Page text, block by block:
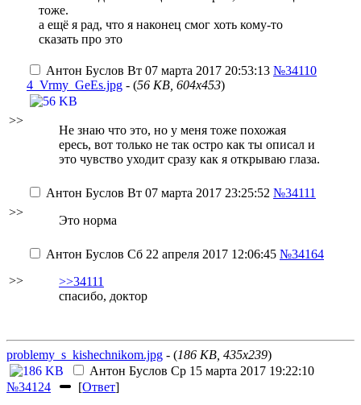
тоже.
а ещё я рад, что я наконец смог хоть кому-то
сказать про это
>>
Антон Буслов Вт 07 марта 2017 20:53:13 №34110
4_Vrmy_GeEs.jpg - (56 KB, 604x453)
Не знаю что это, но у меня тоже похожая
ересь, вот только не так остро как ты описал и
это чувство уходит сразу как я открываю глаза.
>>
Антон Буслов Вт 07 марта 2017 23:25:52 №34111
Это норма
>>
Антон Буслов Сб 22 апреля 2017 12:06:45 №34164
>>34111
спасибо, доктор
problemy_s_kishechnikom.jpg - (186 KB, 435x239)
Антон Буслов Ср 15 марта 2017 19:22:10
№34124
[Ответ]